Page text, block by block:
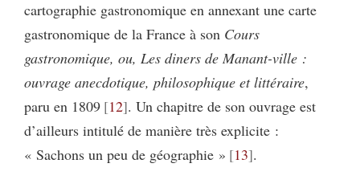
cartographie gastronomique en annexant une carte
gastronomique de la France à son Cours
gastronomique, ou, Les diners de Manant-ville :
ouvrage anecdotique, philosophique et littéraire,
paru en 1809 12 . Un chapitre de son ouvrage est
d’ailleurs intitulé de manière très explicite :
« Sachons un peu de géographie » 13 .